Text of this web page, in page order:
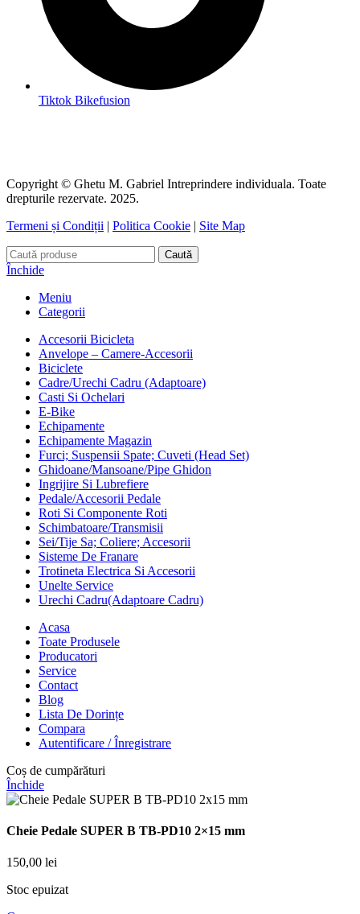
Tiktok Bikefusion
Copyright © Ghetu M. Gabriel Intreprindere individuala. Toate
drepturile rezervate. 2025.
Termeni și Condiții | Politica Cookie | Site Map
Caută
Închide
Meniu
Categorii
Accesorii Bicicleta
Anvelope – Camere-Accesorii
Biciclete
Cadre/Urechi Cadru (Adaptoare)
Casti Si Ochelari
E-Bike
Echipamente
Echipamente Magazin
Furci; Suspensii Spate; Cuveti (Head Set)
Ghidoane/Mansoane/Pipe Ghidon
Ingrijire Si Lubrefiere
Pedale/Accesorii Pedale
Roti Si Componente Roti
Schimbatoare/Transmisii
Sei/Tije Sa; Coliere; Accesorii
Sisteme De Franare
Trotineta Electrica Si Accesorii
Unelte Service
Urechi Cadru(Adaptoare Cadru)
Acasa
Toate Produsele
Producatori
Service
Contact
Blog
Lista De Dorințe
Compara
Autentificare / Înregistrare
Coș de cumpărături
Închide
Cheie Pedale SUPER B TB-PD10 2×15 mm
150,00 lei
Stoc epuizat